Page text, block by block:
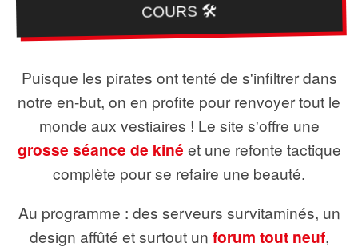
COURS 🛠️
Puisque les pirates ont tenté de s'infiltrer dans
notre en-but, on en profite pour renvoyer tout le
monde aux vestiaires ! Le site s'offre une
grosse séance de kiné et une refonte tactique
complète pour se refaire une beauté.
Au programme : des serveurs survitaminés, un
design affûté et surtout un forum tout neuf,